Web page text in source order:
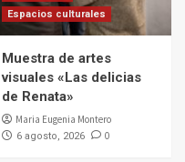
Espacios culturales
Muestra de artes
visuales «Las delicias
de Renata»
Maria Eugenia Montero
6 agosto, 2026 0